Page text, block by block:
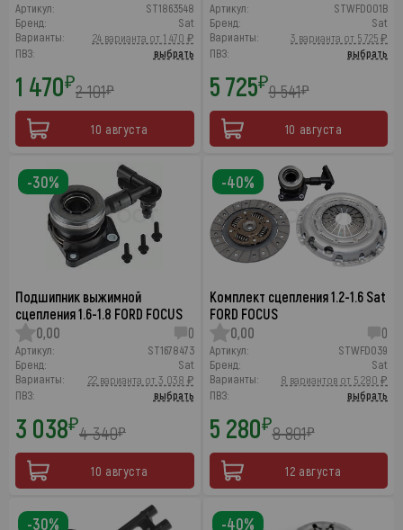
Артикул:
ST1863548
Бренд:
Sat
Варианты:
24 варианта от 1 470 ₽
ПВЗ:
выбрать
1 470₽2 101₽
10 августа
Артикул:
STWFD001B
Бренд:
Sat
Варианты:
3 варианта от 5 725 ₽
ПВЗ:
выбрать
5 725₽9 541₽
10 августа
Подшипник выжимной
сцепления 1.6-1.8 FORD FOCUS
0,00
0
Артикул:
ST1678473
Бренд:
Sat
Варианты:
22 варианта от 3 038 ₽
ПВЗ:
выбрать
3 038₽4 340₽
10 августа
-30%
Комплект сцепления 1.2-1.6 Sat
FORD FOCUS
0,00
0
Артикул:
STWFD039
Бренд:
Sat
Варианты:
8 вариантов от 5 280 ₽
ПВЗ:
выбрать
5 280₽8 801₽
12 августа
-40%
-30% -40%